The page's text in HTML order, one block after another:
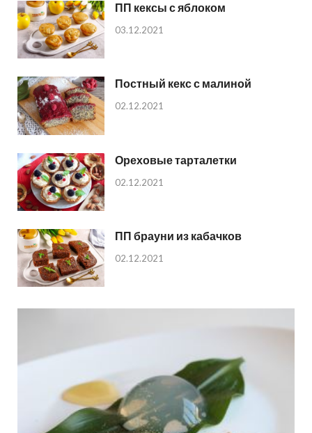
ПП кексы с яблоком
03.12.2021
Постный кекс с малиной
02.12.2021
Ореховые тарталетки
02.12.2021
ПП брауни из кабачков
02.12.2021